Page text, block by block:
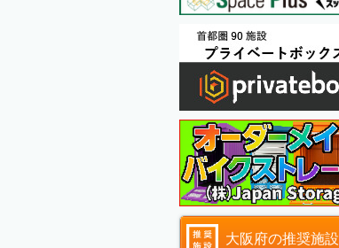
大阪府の推奨施設